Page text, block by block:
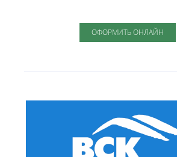
ОФОРМИТЬ ОНЛАЙН